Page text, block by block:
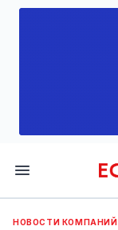
НОВОСТИ КОМПАНИЙ